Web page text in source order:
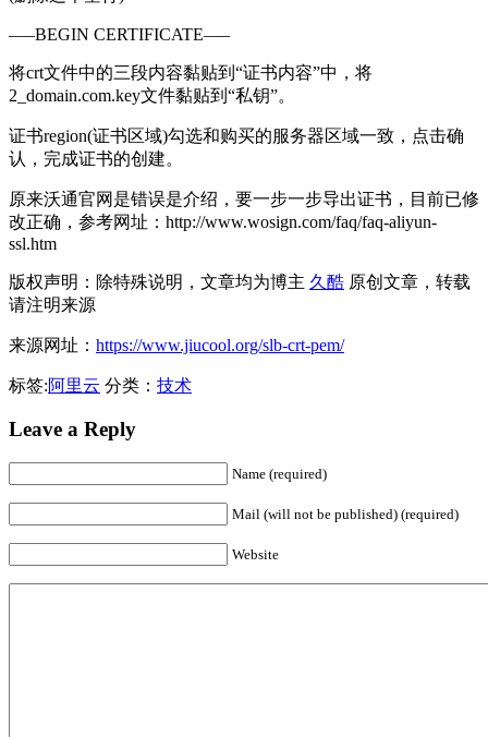
—–BEGIN CERTIFICATE—–
将crt文件中的三段内容黏贴到“证书内容”中，将
2_domain.com.key文件黏贴到“私钥”。
证书region(证书区域)勾选和购买的服务器区域一致，点击确
认，完成证书的创建。
原来沃通官网是错误是介绍，要一步一步导出证书，目前已修
改正确，参考网址：http://www.wosign.com/faq/faq-aliyun-
ssl.htm
版权声明：除特殊说明，文章均为博主 久酷 原创文章，转载
请注明来源
来源网址： https://www.jiucool.org/slb-crt-pem/
标签:阿里云 分类： 技术
Leave a Reply
Name (required)
Mail (will not be published) (required)
Website